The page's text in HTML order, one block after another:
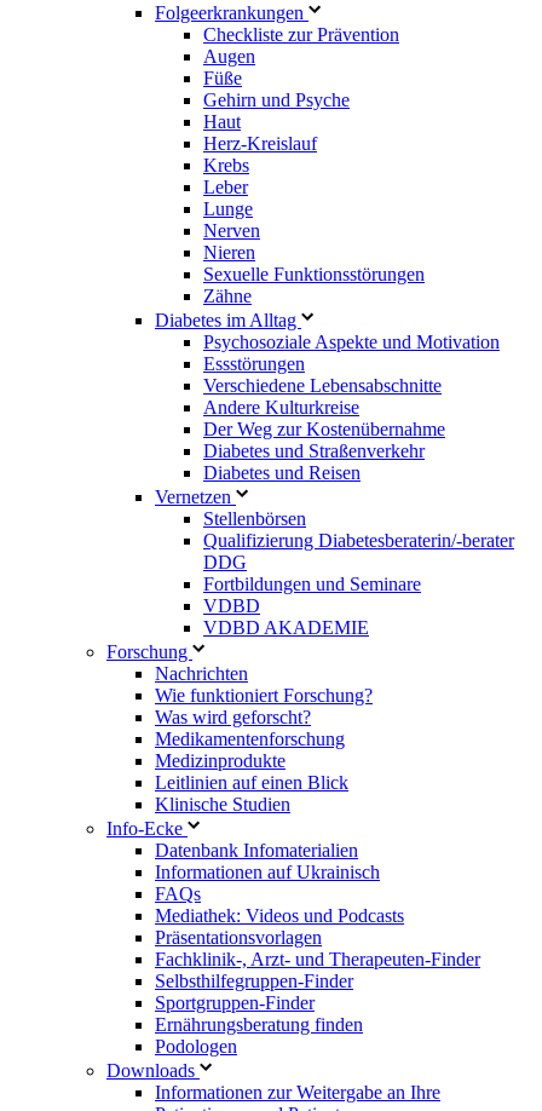
Folgeerkrankungen
Checkliste zur Prävention
Augen
Füße
Gehirn und Psyche
Haut
Herz-Kreislauf
Krebs
Leber
Lunge
Nerven
Nieren
Sexuelle Funktionsstörungen
Zähne
Diabetes im Alltag
Psychosoziale Aspekte und Motivation
Essstörungen
Verschiedene Lebensabschnitte
Andere Kulturkreise
Der Weg zur Kostenübernahme
Diabetes und Straßenverkehr
Diabetes und Reisen
Vernetzen
Stellenbörsen
Qualifizierung Diabetesberaterin/­-berater
DDG
Fortbildungen und Seminare
VDBD
VDBD AKADEMIE
Forschung
Nachrichten
Wie funktioniert Forschung?
Was wird geforscht?
Medikamentenforschung
Medizinprodukte
Leitlinien auf einen Blick
Klinische Studien
Info-Ecke
Datenbank Infomaterialien
Informationen auf Ukrainisch
FAQs
Mediathek: Videos und Podcasts
Präsentationsvorlagen
Fachklinik-, Arzt- und Therapeuten-Finder
Selbsthilfegruppen-Finder
Sportgruppen-Finder
Ernährungsberatung finden
Podologen
Downloads
Informationen zur Weitergabe an Ihre